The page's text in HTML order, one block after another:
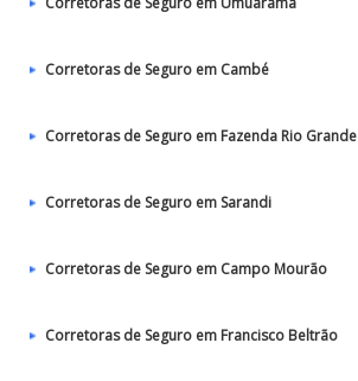
Corretoras de Seguro em Cambé
Corretoras de Seguro em Fazenda Rio Grande
Corretoras de Seguro em Sarandi
Corretoras de Seguro em Campo Mourão
Corretoras de Seguro em Francisco Beltrão